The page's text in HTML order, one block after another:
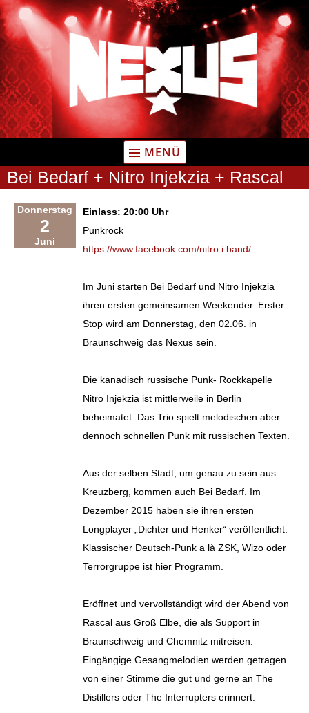
Zum
Inhalt
springen
MENÜ
Bei Bedarf + Nitro Injekzia + Rascal
Donnerstag
2
Juni
Einlass: 20:00 Uhr
Punkrock
https://www.facebook.com/nitro.i.band/
Im Juni starten Bei Bedarf und Nitro Injekzia
ihren ersten gemeinsamen Weekender. Erster
Stop wird am Donnerstag, den 02.06. in
Braunschweig das Nexus sein.
Die kanadisch russische Punk- Rockkapelle
Nitro Injekzia ist mittlerweile in Berlin
beheimatet. Das Trio spielt melodischen aber
dennoch schnellen Punk mit russischen Texten.
Aus der selben Stadt, um genau zu sein aus
Kreuzberg, kommen auch Bei Bedarf. Im
Dezember 2015 haben sie ihren ersten
Longplayer „Dichter und Henker“ veröffentlicht.
Klassischer Deutsch-Punk a là ZSK, Wizo oder
Terrorgruppe ist hier Programm.
Eröffnet und vervollständigt wird der Abend von
Rascal aus Groß Elbe, die als Support in
Braunschweig und Chemnitz mitreisen.
Eingängige Gesangmelodien werden getragen
von einer Stimme die gut und gerne an The
Distillers oder The Interrupters erinnert.